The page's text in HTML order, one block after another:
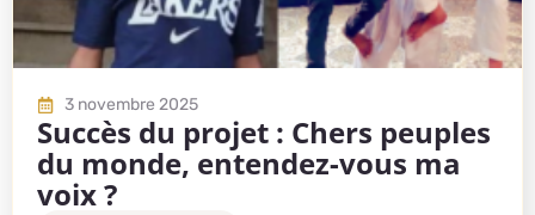
3 novembre 2025
Succès du projet : Chers peuples
du monde, entendez-vous ma
voix ?